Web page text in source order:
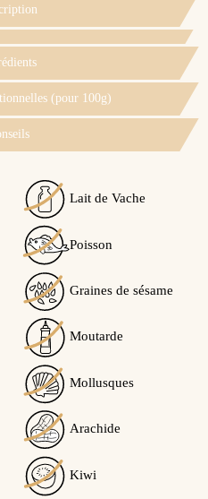
(pour 100g)
Lait de Vache
Poisson
Graines de sésame
Moutarde
Mollusques
Arachide
Kiwi